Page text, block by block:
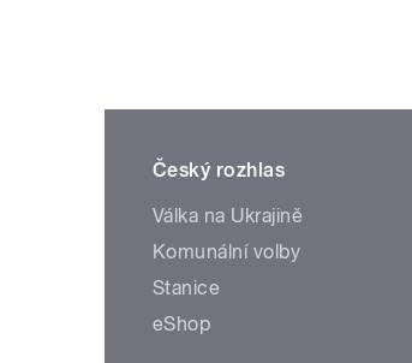
Český rozhlas
Válka na Ukrajině
Komunální volby
Stanice
eShop